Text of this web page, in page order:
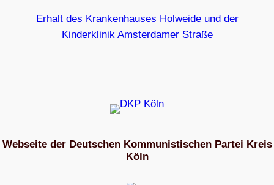
Erhalt des Krankenhauses Holweide und der
Kinderklinik Amsterdamer Straße
Webseite der Deutschen Kommunistischen Partei Kreis
Köln